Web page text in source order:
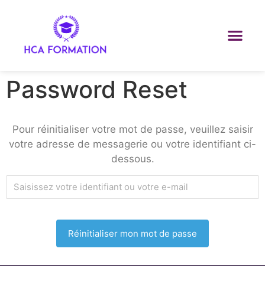
Password Reset
Pour réinitialiser votre mot de passe, veuillez saisir
votre adresse de messagerie ou votre identifiant ci-
dessous.